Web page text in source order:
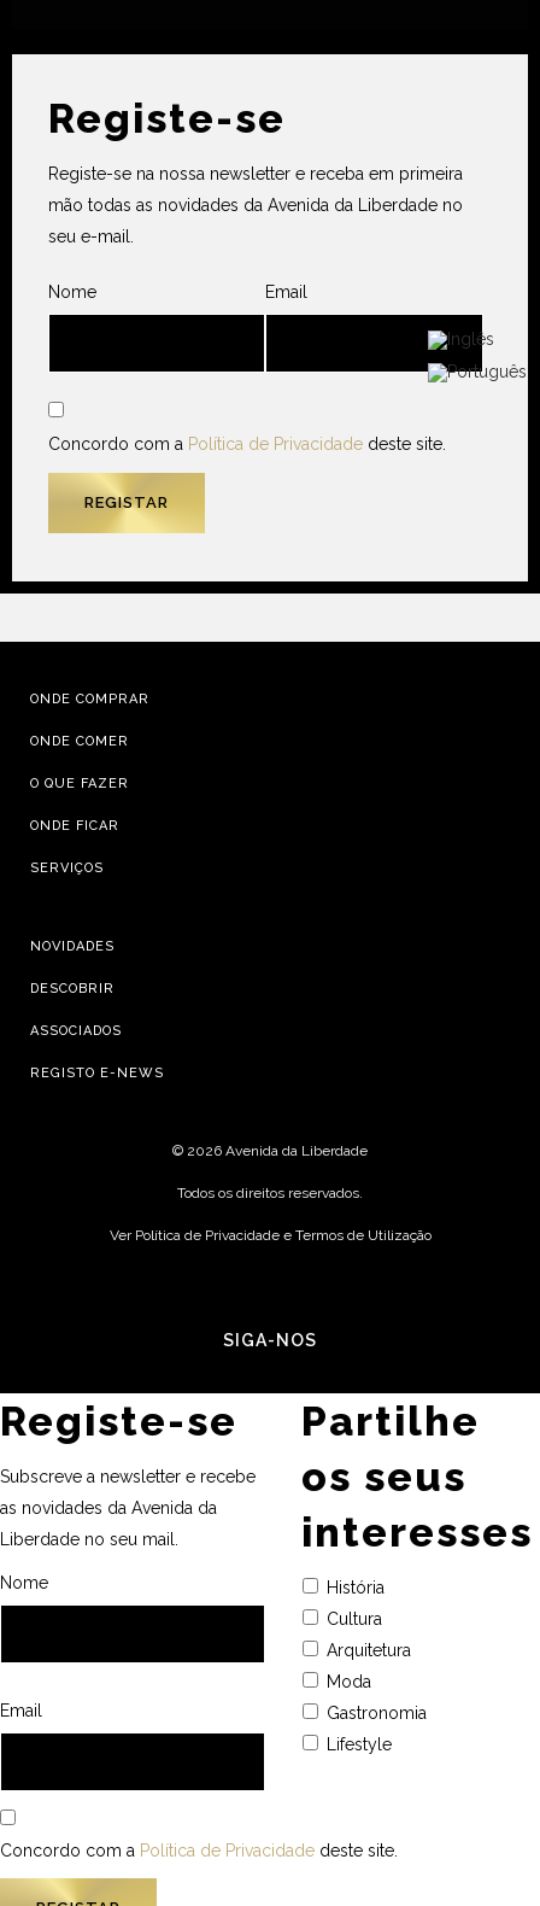
Registe-se
Registe-se na nossa newsletter e receba em primeira
mão todas as novidades da Avenida da Liberdade no
seu e-mail.
Nome Email
Concordo com a Política de Privacidade deste site.
ONDE COMPRAR
ONDE COMER
O QUE FAZER
ONDE FICAR
SERVIÇOS
NOVIDADES
DESCOBRIR
ASSOCIADOS
REGISTO E-NEWS
© 2026 Avenida da Liberdade
Todos os direitos reservados.
Ver Política de Privacidade e Termos de Utilização
SIGA-NOS
Registe-se
Subscreve a newsletter e recebe
as novidades da Avenida da
Liberdade no seu mail.
Nome
Email
Partilhe
os seus
interesses
História
Cultura
Arquitetura
Moda
Gastronomia
Lifestyle
Concordo com a Política de Privacidade deste site.